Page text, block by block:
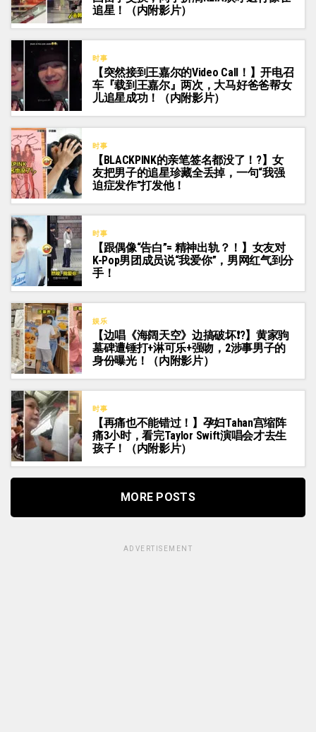
追星！（内附影片）
时事
【突然接到王嘉尔的Video Call！】开电召
车『载到王嘉尔』两次，大马好爸爸帮女
儿追星成功！（内附影片）
时事
【BLACKPINK的亲笔签名都没了！?】女
友把男子的追星珍藏全丢掉，一句“我强
迫症发作”打发他！
时事
【跟偶像“告白”= 精神出轨？！】女友对
K-Pop男团成员说“我爱你”，男网红气到分
手！
娱乐
【边唱《海阔天空》边搞破坏❗?】黄家驹
墓碑遭锤打+淋可乐+强吻，2涉事男子的
身份曝光！（内附影片）
时事
【再痛也不能错过！】孕妇Tahan宫缩阵
痛3小时，看完Taylor Swift演唱会才去生
孩子！（内附影片）
MORE POSTS
ADVERTISEMENT